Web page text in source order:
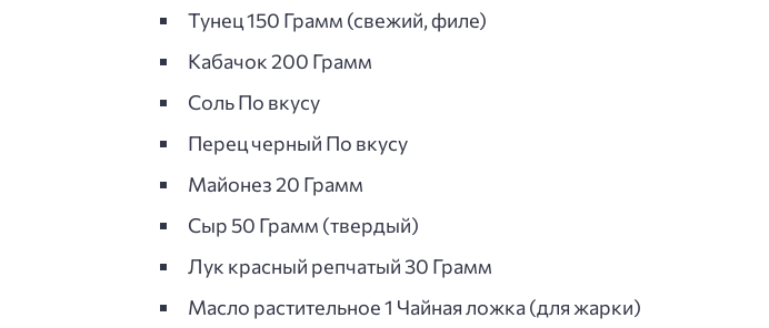
Тунец 150 Грамм (свежий, филе)
Кабачок 200 Грамм
Соль По вкусу
Перец черный По вкусу
Майонез 20 Грамм
Сыр 50 Грамм (твердый)
Лук красный репчатый 30 Грамм
Масло растительное 1 Чайная ложка (для жарки)